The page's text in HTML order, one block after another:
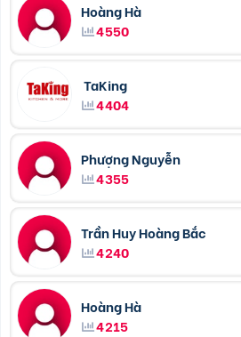
Hoàng Hà
4550
TaKing
4404
Phượng Nguyễn
4355
Trần Huy Hoàng Bắc
4240
Hoàng Hà
4215